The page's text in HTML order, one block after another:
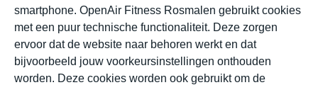
smartphone. OpenAir Fitness Rosmalen gebruikt cookies
met een puur technische functionaliteit. Deze zorgen
ervoor dat de website naar behoren werkt en dat
bijvoorbeeld jouw voorkeursinstellingen onthouden
worden. Deze cookies worden ook gebruikt om de